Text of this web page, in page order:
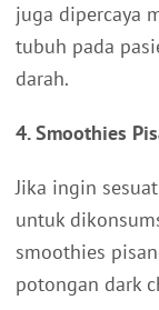
juga dipercaya
tubuh pada
darah.
4. Smoothies
Jika ingin
untuk
smoothies
potongan dark